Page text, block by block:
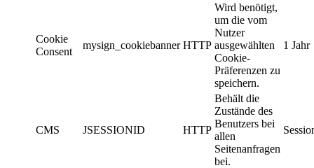
Cookie
Consent
mysign_cookiebanner HTTP
Wird benötigt,
um die vom
Nutzer
ausgewählten
Cookie-
Präferenzen zu
speichern.
1 Jahr
CMS JSESSIONID HTTP
Behält die
Zustände des
Benutzers bei
allen
Seitenanfragen
bei.